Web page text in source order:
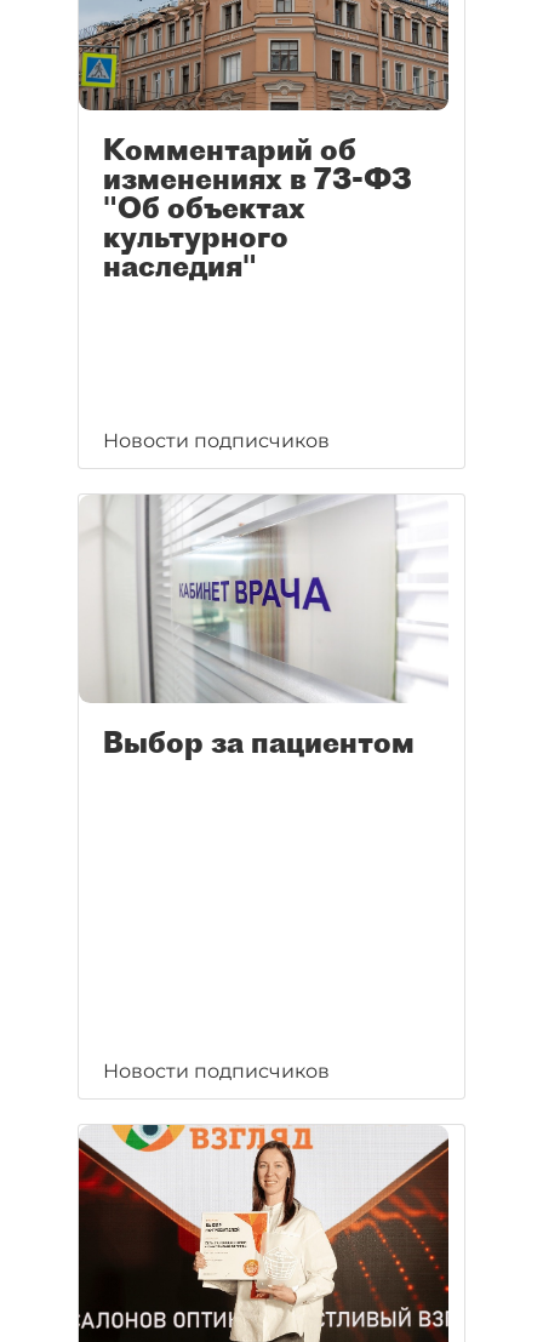
Комментарий об
изменениях в 73-ФЗ
"Об объектах
культурного
наследия"
Новости подписчиков
Выбор за пациентом
Новости подписчиков